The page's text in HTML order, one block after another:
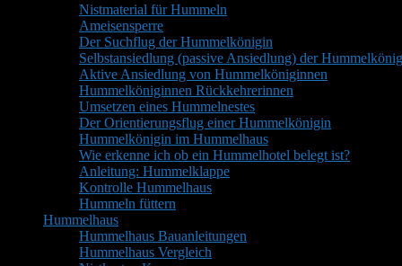
Nistmaterial für Hummeln
Ameisensperre
Der Suchflug der Hummelkönigin
Selbstansiedlung (passive Ansiedlung) der
Aktive Ansiedlung von Hummelköniginnen
Hummelköniginnen Rückkehrerinnen
Umsetzen eines Hummelnestes
Der Orientierungsflug einer Hummelkönigin
Hummelkönigin im Hummelhaus
Wie erkenne ich ob ein Hummelhotel belegt ist?
Anleitung: Hummelklappe
Kontrolle Hummelhaus
Hummeln füttern
Hummelhaus
Hummelhaus Bauanleitungen
Hummelhaus Vergleich